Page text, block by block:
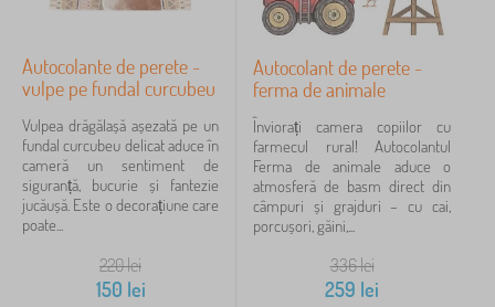
Autocolante de perete -
vulpe pe fundal curcubeu
Vulpea drăgălașă așezată pe un
fundal curcubeu delicat aduce în
cameră un sentiment de
siguranță, bucurie și fantezie
jucăușă. Este o decorațiune care
poate...
220lei
150 lei
Autocolant de perete -
ferma de animale
Înviorați camera copiilor cu
farmecul rural! Autocolantul
Ferma de animale aduce o
atmosferă de basm direct din
câmpuri și grajduri – cu cai,
porcușori, găini,...
336lei
259 lei